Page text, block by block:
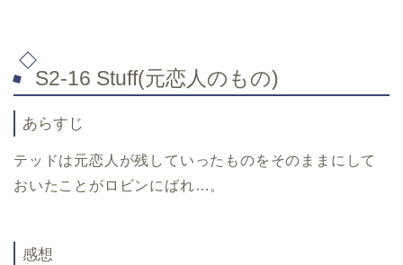
S2-16 Stuff(元恋人のもの)
あらすじ
テッドは元恋人が残していったものをそのままにして
おいたことがロビンにばれ…。
感想